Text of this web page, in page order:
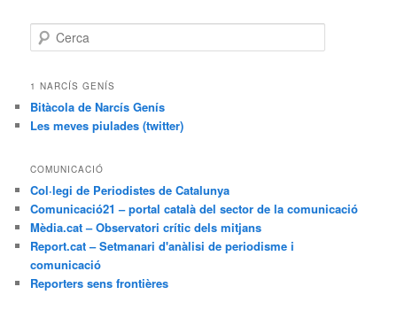
e
c1 NARCÍS GENÍS
Bitàcola de Narcís Genís
Les meves piulades (twitter)
COMUNICACIÓ
Col·legi de Periodistes de Catalunya
Comunicació21 – portal català del sector de la comunicació
Mèdia.cat – Observatori crític dels mitjans
Report.cat – Setmanari d'anàlisi de periodisme i
comunicació
Reporters sens frontières